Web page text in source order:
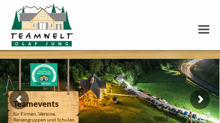
Teamevents
für Firmen, Vereine,
Reisengruppen und Schulen